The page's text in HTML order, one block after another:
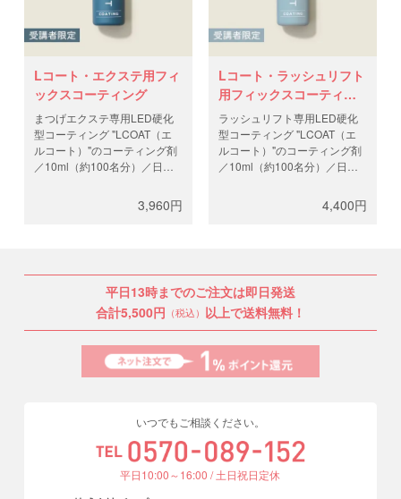
Lコート・エクステ用フィ
ックスコーティング
まつげエクステ専用LED硬化
型コーティング "LCOAT（エ
ルコート）"のコーティング剤
／10ml（約100名分）／日本
後に、このコーティングで仕
上げると持続性が上がりま
ん。
※ラテックス、カーボン不使
ご購入には講習が必要となり
ます。講習をお申込みしたア
カウントでログイン、テクニ
カル講習後に郵送されたライ
3,960円
Lコート・ラッシュリフト
用フィックスコーティン
グ
ラッシュリフト専用LED硬化
型コーティング "LCOAT（エ
ルコート）"のコーティング剤
／10ml（約100名分）／日本
LEDコーティングで仕上げま
ます。講習をお申込みしたア
カウントでログイン、テクニ
カル講習後に郵送されたライ
センスコードをご入力くださ
い。
4,400円
平日13時までのご注文は即日発送
合計5,500円 （税込） 以上で送料無料！
いつでもご相談ください。
平日10:00～16:00 / 土日祝日定休